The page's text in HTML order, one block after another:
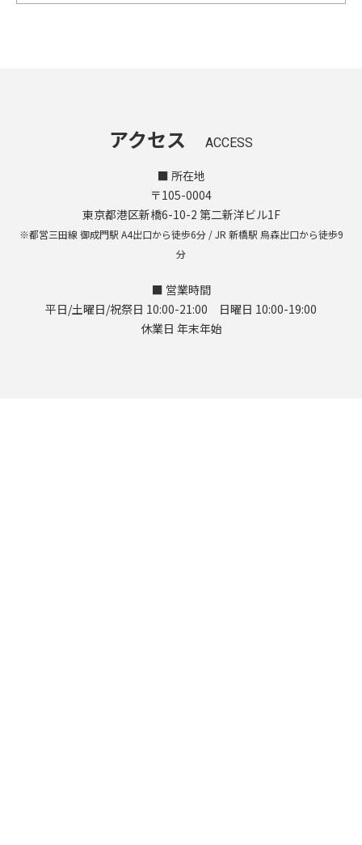
アクセス ACCESS
■ 所在地
〒105-0004
東京都港区新橋6-10-2 第二新洋ビル1F
※都営三田線 御成門駅 A4出口から徒歩6分 / JR 新橋駅 烏森出口から徒歩9
分
■ 営業時間
平日/土曜日/祝祭日 10:00-21:00 日曜日 10:00-19:00
休業日 年末年始